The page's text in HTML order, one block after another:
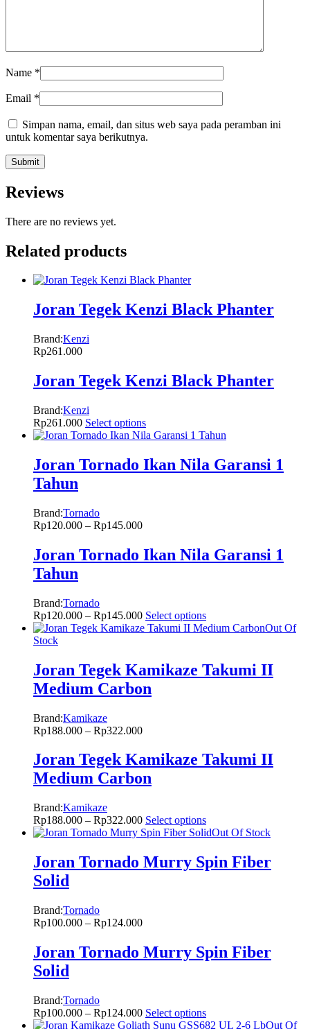
Name *
Email *
Simpan nama, email, dan situs web saya pada peramban ini
untuk komentar saya berikutnya.
Reviews
There are no reviews yet.
Related products
Joran Tegek Kenzi Black Phanter
Brand:Kenzi
Rp261.000
Joran Tegek Kenzi Black Phanter
Brand:Kenzi
Rp261.000 Select options
Joran Tornado Ikan Nila Garansi 1
Tahun
Brand:Tornado
Rp120.000 – Rp145.000
Joran Tornado Ikan Nila Garansi 1
Tahun
Brand:Tornado
Rp120.000 – Rp145.000 Select options
Out Of
Stock
Joran Tegek Kamikaze Takumi II
Medium Carbon
Brand:Kamikaze
Rp188.000 – Rp322.000
Joran Tegek Kamikaze Takumi II
Medium Carbon
Brand:Kamikaze
Rp188.000 – Rp322.000 Select options
Out Of Stock
Joran Tornado Murry Spin Fiber
Solid
Brand:Tornado
Rp100.000 – Rp124.000
Joran Tornado Murry Spin Fiber
Solid
Brand:Tornado
Rp100.000 – Rp124.000 Select options
Out Of